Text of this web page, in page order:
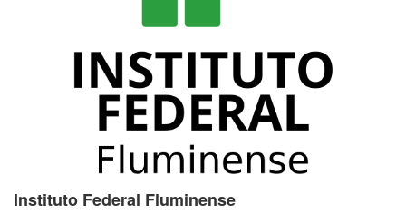
Instituto Federal Fluminense